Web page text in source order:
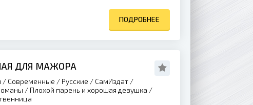
ПОДРОБНЕЕ
ДЛЯ МАЖОРА
/ Современные / Русские / СамИздат /
/ Плохой парень и хорошая девушка /